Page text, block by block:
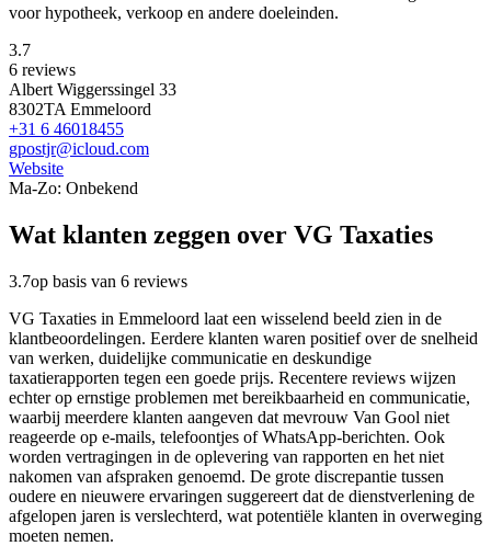
voor hypotheek, verkoop en andere doeleinden.
3.7
6 reviews
Albert Wiggerssingel 33
8302TA Emmeloord
+31 6 46018455
gpostjr@icloud.com
Website
Ma-Zo: Onbekend
Wat klanten zeggen over VG Taxaties
3.7op basis van 6 reviews
VG Taxaties in Emmeloord laat een wisselend beeld zien in de
klantbeoordelingen. Eerdere klanten waren positief over de snelheid
van werken, duidelijke communicatie en deskundige
taxatierapporten tegen een goede prijs. Recentere reviews wijzen
echter op ernstige problemen met bereikbaarheid en communicatie,
waarbij meerdere klanten aangeven dat mevrouw Van Gool niet
reageerde op e-mails, telefoontjes of WhatsApp-berichten. Ook
worden vertragingen in de oplevering van rapporten en het niet
nakomen van afspraken genoemd. De grote discrepantie tussen
oudere en nieuwere ervaringen suggereert dat de dienstverlening de
afgelopen jaren is verslechterd, wat potentiële klanten in overweging
moeten nemen.